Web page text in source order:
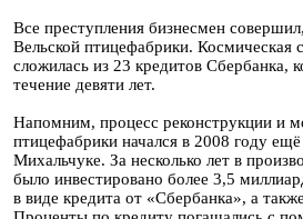
Все преступления бизнесмен совершил,
Вельской птицефабрики. Космическая
сложилась из 23 кредитов Сбербанка,
течение девяти лет.
Напомним, процесс реконструкции и
птицефабрики начался в 2008 году
Михальчуке. За несколько лет в
было инвестировано более 3,5
в виде кредита от «Сбербанка», а